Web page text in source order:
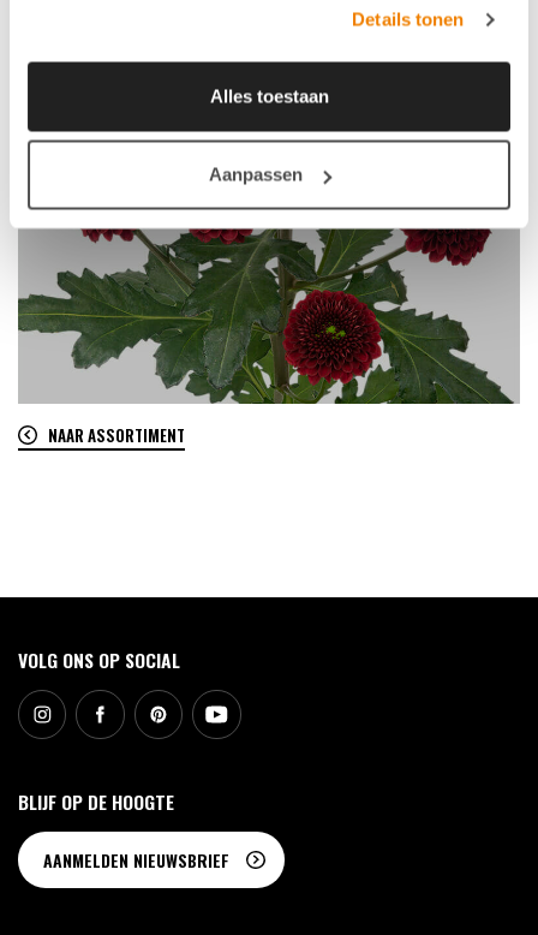
Details tonen
Alles toestaan
Aanpassen
NAAR ASSORTIMENT
VOLG ONS OP SOCIAL
BLIJF OP DE HOOGTE
AANMELDEN NIEUWSBRIEF